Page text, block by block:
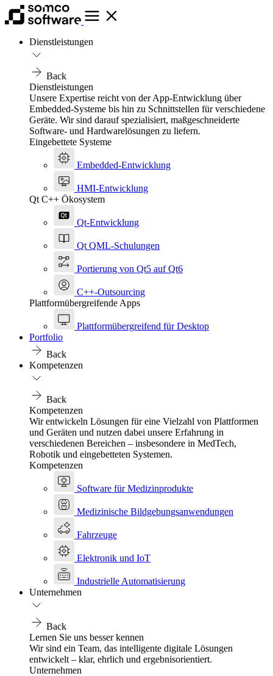
Dienstleistungen
Back
Dienstleistungen
Unsere Expertise reicht von der App-Entwicklung über
Embedded-Systeme bis hin zu Schnittstellen für verschiedene
Geräte. Wir sind darauf spezialisiert, maßgeschneiderte
Software- und Hardwarelösungen zu liefern.
Eingebettete Systeme
Embedded-Entwicklung
HMI-Entwicklung
Qt C++ Ökosystem
Qt-Entwicklung
Qt QML-Schulungen
Portierung von Qt5 auf Qt6
C++-Outsourcing
Plattformübergreifende Apps
Plattformübergreifend für Desktop
Portfolio
Back
Kompetenzen
Back
Kompetenzen
Wir entwickeln Lösungen für eine Vielzahl von Plattformen
und Geräten und nutzen dabei unsere Erfahrung in
verschiedenen Bereichen – insbesondere in MedTech,
Robotik und eingebetteten Systemen.
Kompetenzen
Software für Medizinprodukte
Medizinische Bildgebungsanwendungen
Fahrzeuge
Elektronik und IoT
Industrielle Automatisierung
Unternehmen
Back
Lernen Sie uns besser kennen
Wir sind ein Team, das intelligente digitale Lösungen
entwickelt – klar, ehrlich und ergebnisorientiert.
Unternehmen